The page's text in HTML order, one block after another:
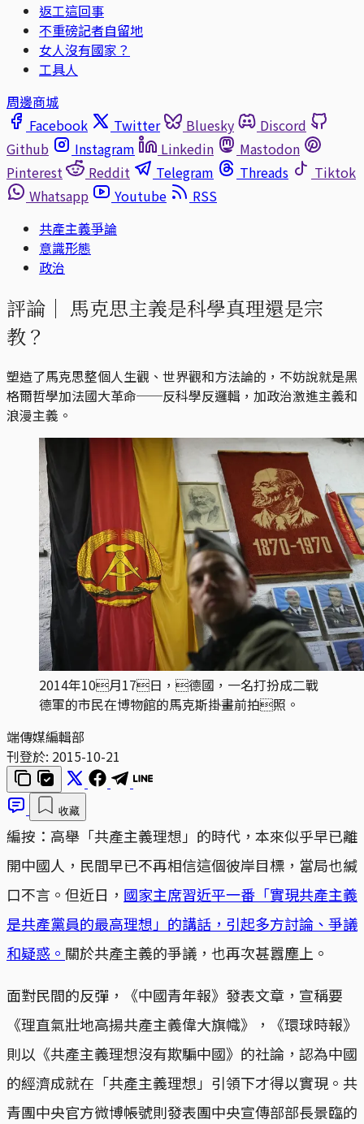
返工這回事
不重磅記者自留地
女人沒有國家？
工具人
周邊商城
Facebook
Twitter Bluesky
Discord
Github
Instagram Linkedin
Mastodon
Pinterest
Reddit Telegram Threads
Tiktok
Whatsapp
Youtube
RSS
共產主義爭論
意識形態
政治
評論｜ 馬克思主義是科學真理還是宗
教？
塑造了馬克思整個人生觀、世界觀和方法論的，不妨說就是黑
格爾哲學加法國大革命──反科學反邏輯，加政治激進主義和
浪漫主義。
2014年10月17日，德國，一名打扮成二戰
德軍的市民在博物館的馬克斯掛畫前拍照。
端傳媒編輯部
刊登於: 2015-10-21
收藏
編按：高舉「共產主義理想」的時代，本來似乎早已離
開中國人，民間早已不再相信這個彼岸目標，當局也緘
口不言。但近日， 國家主席習近平一番「實現共產主義
是共產黨員的最高理想」的講話，引起多方討論、爭議
和疑惑。 關於共產主義的爭議，也再次甚囂塵上。
面對民間的反彈，《中國青年報》發表文章，宣稱要
《理直氣壯地高揚共產主義偉大旗幟》，《環球時報》
則以《共產主義理想沒有欺騙中國》的社論，認為中國
的經濟成就在「共產主義理想」引領下才得以實現。共
青團中央官方微博帳號則發表團中央宣傳部部長景臨的